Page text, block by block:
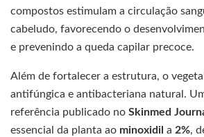
compostos estimulam a circulação
cabeludo, favorecendo o
e prevenindo a queda capilar precoce.
Além de fortalecer a estrutura, o
antifúngica e antibacteriana natural.
referência publicado no Skinmed
essencial da planta ao minoxidil a 2%,